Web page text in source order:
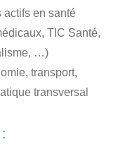
actifs en santé
TIC Santé,
…)
transport,
transversal